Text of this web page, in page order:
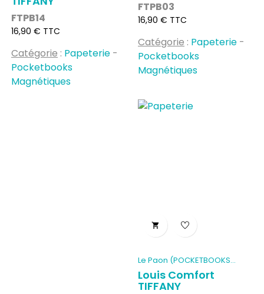
FTPB14
Prix
16,90 € TTC
Catégorie : Papeterie -
Pocketbooks
Magnétiques
FTPB03
Prix
16,90 € TTC
Catégorie : Papeterie -
Pocketbooks
Magnétiques

Le Paon (POCKETBOOKS...
Louis Comfort
TIFFANY